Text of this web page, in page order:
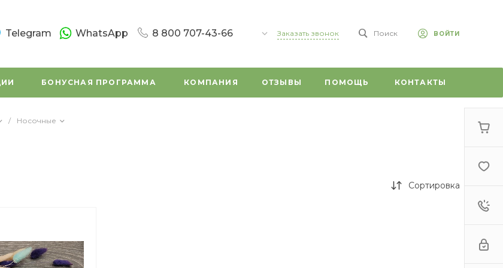
Telegram WhatsApp 8 800 707-43-66
Новочеркасский пр. 59/1
Пн-Вс: 10:00 - 20:00
Заказать звонок Поиск ВОЙТИ
БОНУСНАЯ ПРОГРАММА КОМПАНИЯ ОТЗЫВЫ ПОМОЩЬ КОНТАКТЫ
/ Носочные
Сортировка